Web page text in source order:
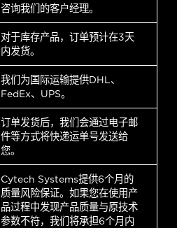
咨询我们的客户经理。
对于库存产品，订单预计在3天
内发货。
我们为国际运输提供DHL、
FedEx、UPS。
订单发货后，我们会通过电子邮
件等方式将快递运单号发送给
您。
Cytech Systems提供6个月的
质量风险保证。如果您在使用产
品过程中发现产品质量与原技术
参数不符，我们将承担6个月内